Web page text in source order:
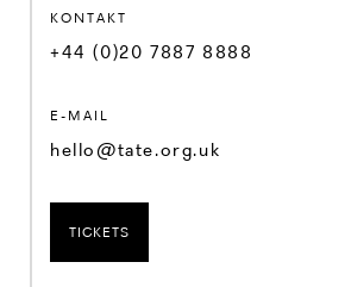
KONTAKT
+44 (0)20 7887 8888
E-MAIL
hello@tate.org.uk
TICKETS